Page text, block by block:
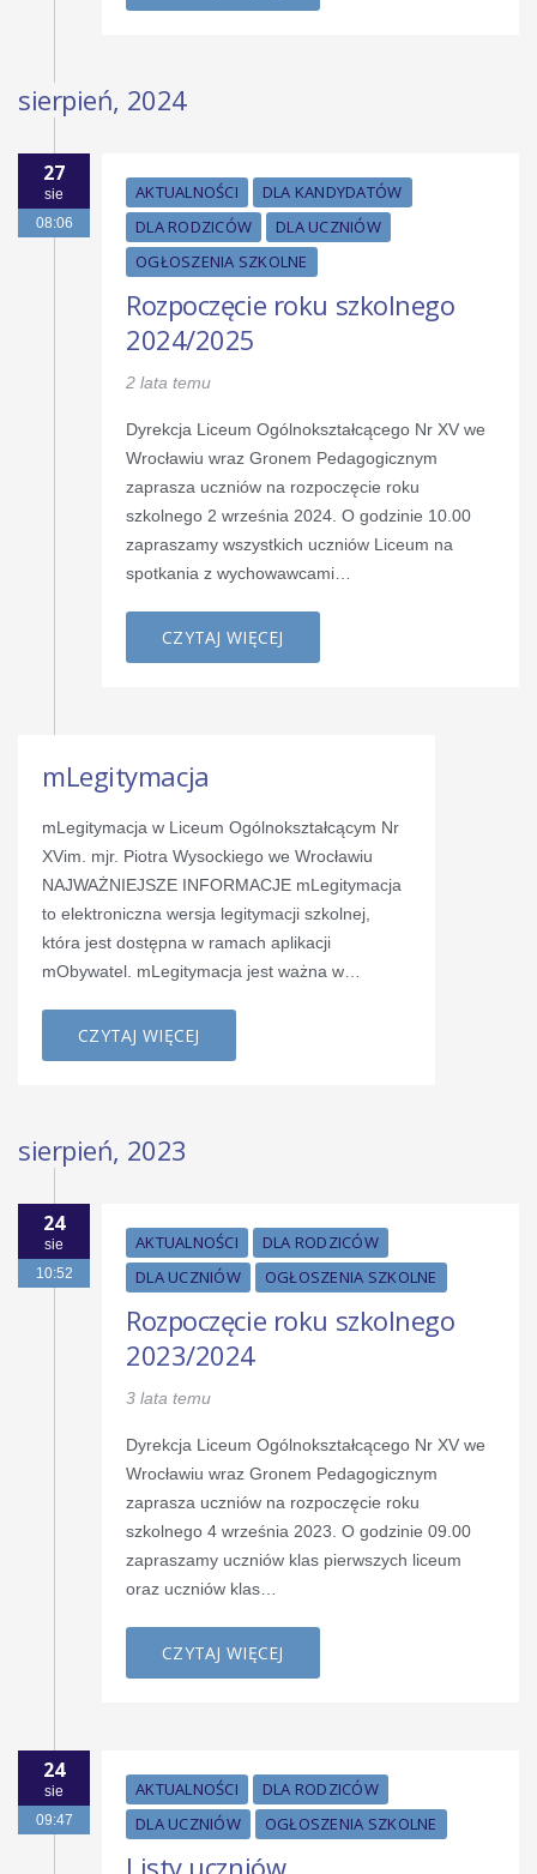
sierpień, 2024
27
sie
08:06
AKTUALNOŚCI
DLA KANDYDATÓW
DLA RODZICÓW
DLA UCZNIÓW
OGŁOSZENIA SZKOLNE
Rozpoczęcie roku szkolnego
2024/2025
2 lata temu
Dyrekcja Liceum Ogólnokształcącego Nr XV we
Wrocławiu wraz Gronem Pedagogicznym
zaprasza uczniów na rozpoczęcie roku
szkolnego 2 września 2024. O godzinie 10.00
zapraszamy wszystkich uczniów Liceum na
spotkania z wychowawcami…
CZYTAJ WIĘCEJ
mLegitymacja
mLegitymacja w Liceum Ogólnokształcącym Nr
XVim. mjr. Piotra Wysockiego we Wrocławiu
NAJWAŻNIEJSZE INFORMACJE mLegitymacja
to elektroniczna wersja legitymacji szkolnej,
która jest dostępna w ramach aplikacji
mObywatel. mLegitymacja jest ważna w…
CZYTAJ WIĘCEJ
sierpień, 2023
24
sie
10:52
AKTUALNOŚCI
DLA RODZICÓW
DLA UCZNIÓW
OGŁOSZENIA SZKOLNE
Rozpoczęcie roku szkolnego
2023/2024
3 lata temu
Dyrekcja Liceum Ogólnokształcącego Nr XV we
Wrocławiu wraz Gronem Pedagogicznym
zaprasza uczniów na rozpoczęcie roku
szkolnego 4 września 2023. O godzinie 09.00
zapraszamy uczniów klas pierwszych liceum
oraz uczniów klas…
CZYTAJ WIĘCEJ
24
sie
09:47
AKTUALNOŚCI
DLA RODZICÓW
DLA UCZNIÓW
OGŁOSZENIA SZKOLNE
Listy uczniów